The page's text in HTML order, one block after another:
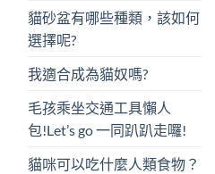
貓砂盆有哪些種類，該如何
選擇呢?
我適合成為貓奴嗎?
毛孩乘坐交通工具懶人
包!Let’s go 一同趴趴走囉!
貓咪可以吃什麼人類食物？